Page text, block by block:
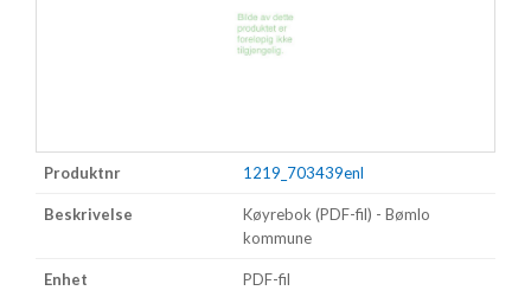
1219_703439enl
Køyrebok (PDF-fil) - Bømlo
kommune
PDF-fil